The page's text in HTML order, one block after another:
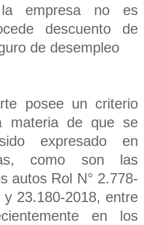
empresa no es
descuento de
de desempleo
posee un criterio
materia de que se
expresado en
como son las
autos Rol N° 2.778-
23.180-2018, entre
en los